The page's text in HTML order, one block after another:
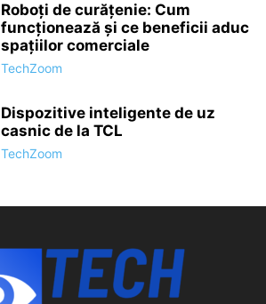
Roboți de curățenie: Cum
funcționează și ce beneficii aduc
spațiilor comerciale
TechZoom
Dispozitive inteligente de uz
casnic de la TCL
TechZoom